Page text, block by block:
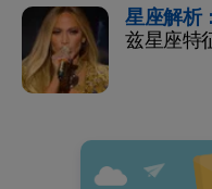
星座解析
兹星座特